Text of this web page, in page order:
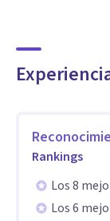
Formado
que la
campos como
y numerosos
Entre otros,
estado de
Rankings
Los 8
Los 6